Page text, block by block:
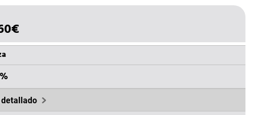
€EL
PRECIO
ES:
detallado